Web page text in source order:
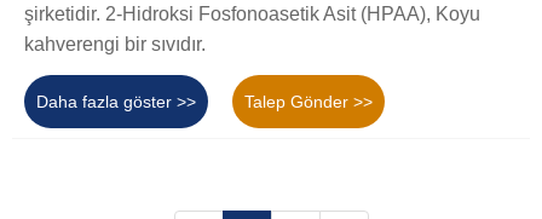
şirketidir. 2-Hidroksi Fosfonoasetik Asit (HPAA), Koyu
kahverengi bir sıvıdır.
Daha fazla göster >> Talep Gönder >>